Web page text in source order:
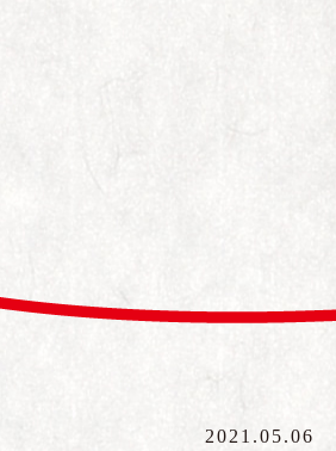
2021.05.06